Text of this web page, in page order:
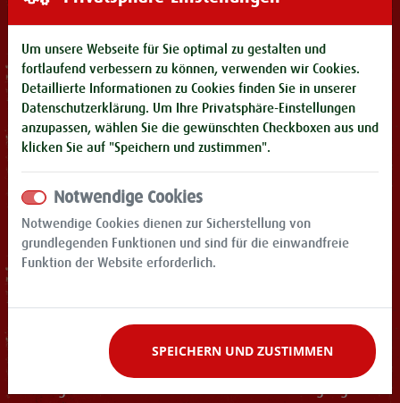
Um unsere Webseite für Sie optimal zu gestalten und
fortlaufend verbessern zu können, verwenden wir Cookies.
Detaillierte Informationen zu Cookies finden Sie in unserer
Datenschutzerklärung. Um Ihre Privatsphäre-Einstellungen
anzupassen, wählen Sie die gewünschten Checkboxen aus und
klicken Sie auf "Speichern und zustimmen".
Notwendige Cookies
Notwendige Cookies dienen zur Sicherstellung von
grundlegenden Funktionen und sind für die einwandfreie
Funktion der Website erforderlich.
SPEICHERN UND ZUSTIMMEN
Ausschankschluss und bedingt das unverzügliche Verlassen
des Veranstaltungsgeländes.
Der Verzehr von mitgebrachten Speisen und Getränken ist
untersagt. Beim Verlassen des Zeltes ist der Wiedereinlass
nur in Ausnahmefällen und nach Abstimmung mit dem
der Veranstalterin sind die Karten jederzeit vorzulegen. Die
Eintrittskarten sind nur für den jeweils ausgestellten
Veranstaltungstag bzw. das vorab veröffentlichte
Verschiebungsdatum aufgrund der Corona Pandemie und
Tage übertragbar. Alle verschobenen Termine finden sich
als Übersicht unter der Veranstaltungswebseite:
www.pichmaennel-oktoberfest.de